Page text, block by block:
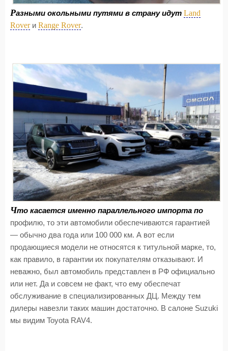
Разными окольными путями в страну идут Land
Roverи Range Rover.
Что касается именно параллельного импорта по
профилю, то эти автомобили обеспечиваются гарантией
— обычно два года или 100 000 км. А вот если
продающиеся модели не относятся к титульной марке, то,
как правило, в гарантии их покупателям отказывают. И
неважно, был автомобиль представлен в РФ официально
или нет. Да и совсем не факт, что ему обеспечат
обслуживание в специализированных ДЦ. Между тем
дилеры навезли таких машин достаточно. В салоне Suzuki
мы видим Toyota RAV4.